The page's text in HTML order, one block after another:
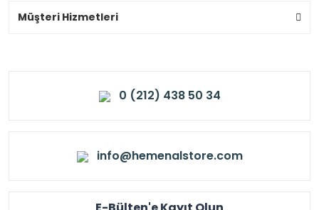
Müşteri Hizmetleri
0 (212) 438 50 34
info@hemenalstore.com